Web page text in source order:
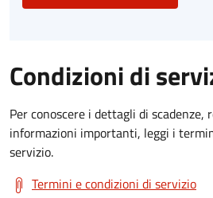
Condizioni di
Per conoscere i dettagli di
informazioni importanti, leggi i
servizio.
Termini e condizioni di servizio